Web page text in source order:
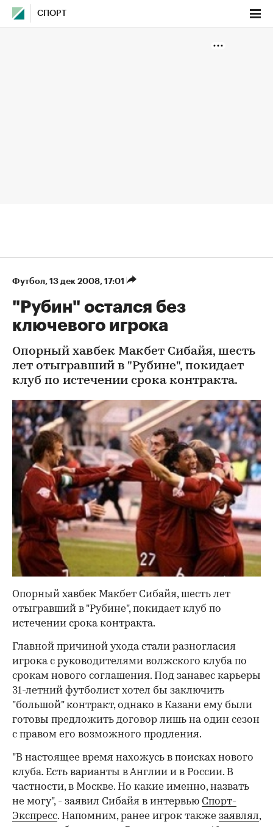
СПОРТ
Футбол⁠, 13 дек 2008, 17:01
"Рубин" остался без
ключевого игрока
Опорный хавбек Макбет Сибайя, шесть
лет отыгравший в "Рубине", покидает
клуб по истечении срока контракта.
Опорный хавбек Макбет Сибайя, шесть лет
отыгравший в "Рубине", покидает клуб по
истечении срока контракта.
Главной причиной ухода стали разногласия
игрока с руководителями волжского клуба по
срокам нового соглашения. Под занавес карьеры
31-летний футболист хотел бы заключить
"большой" контракт, однако в Казани ему были
готовы предложить договор лишь на один сезон
с правом его возможного продления.
"В настоящее время нахожусь в поисках нового
клуба. Есть варианты в Англии и в России. В
частности, в Москве. Но какие именно, назвать
не могу", - заявил Сибайя в интервью Спорт-
Экспресс. Напомним, ранее игрок также заявлял,